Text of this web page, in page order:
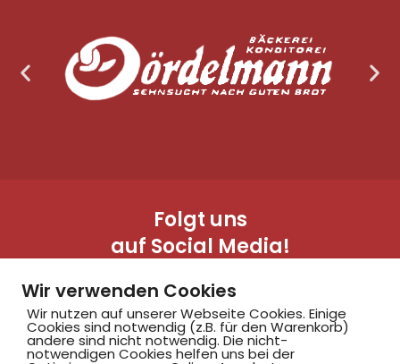
Folgt uns
auf Social Media!
Wir verwenden Cookies
Wir nutzen auf unserer Webseite Cookies. Einige
Cookies sind notwendig (z.B. für den Warenkorb)
andere sind nicht notwendig. Die nicht-
notwendigen Cookies helfen uns bei der